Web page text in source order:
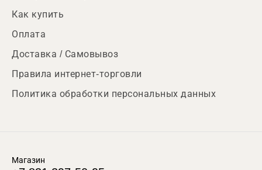
Как купить
Оплата
Доставка / Самовывоз
Правила интернет-торговли
Политика обработки персональных данных
Магазин